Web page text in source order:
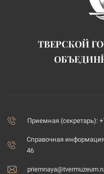
ТВЕРСКОЙ
Приемная (секретарь):
Справочная
46